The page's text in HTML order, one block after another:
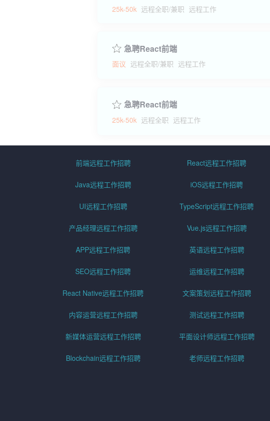
25k-50k 远程全职/兼职 远程工作
急聘React前端
面议 远程全职/兼职 远程工作
急聘React前端
25k-50k 远程全职 远程工作
前端远程工作招聘 React远程工作招聘
Java远程工作招聘 iOS远程工作招聘
UI远程工作招聘 TypeScript远程工作招聘
产品经理远程工作招聘 Vue.js远程工作招聘
APP远程工作招聘 英语远程工作招聘
SEO远程工作招聘 运维远程工作招聘
React Native远程工作招聘 文案策划远程工作招聘
内容运营远程工作招聘 测试远程工作招聘
新媒体运营远程工作招聘 平面设计师远程工作招聘
Blockchain远程工作招聘 老师远程工作招聘